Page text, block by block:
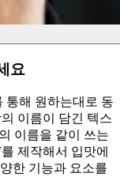
요
통해 원하는대로 동
이름이 담긴 텍스
이름을 같이 쓰는
제작해서 입맛에
한 기능과 요소를